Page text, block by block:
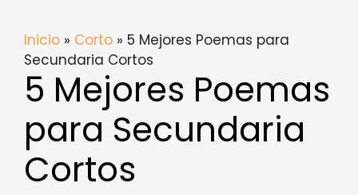
Inicio » Corto » 5 Mejores Poemas para
Secundaria Cortos
5 Mejores Poemas
para Secundaria
Cortos